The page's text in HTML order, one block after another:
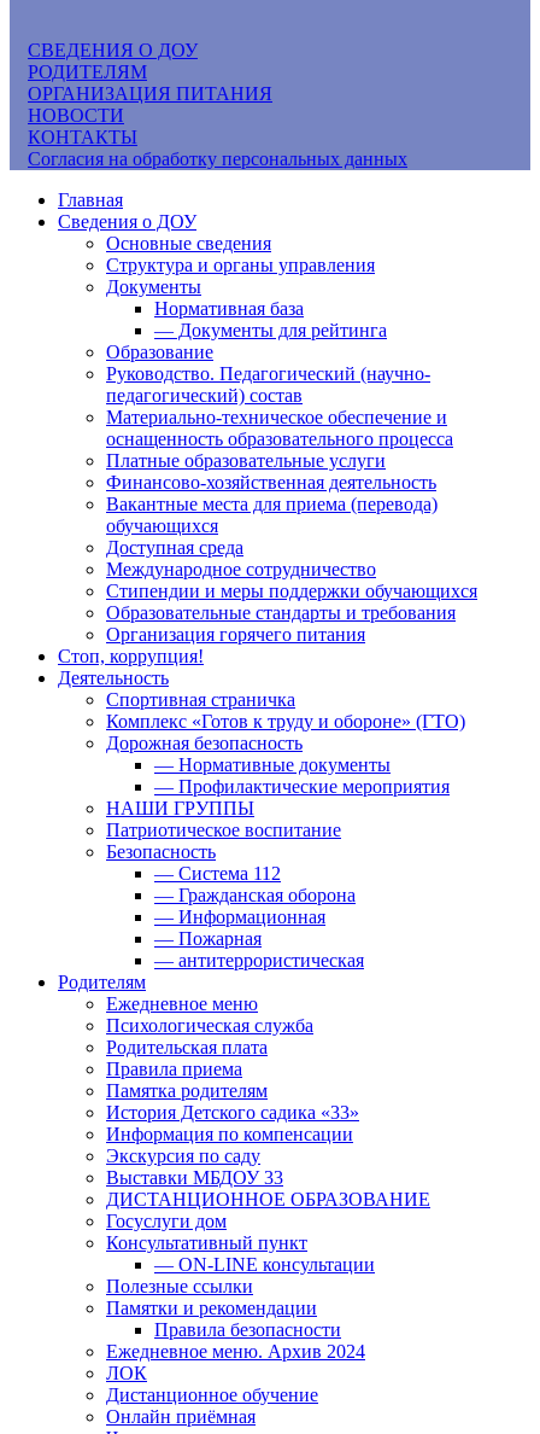
СВЕДЕНИЯ О ДОУ
РОДИТЕЛЯМ
ОРГАНИЗАЦИЯ ПИТАНИЯ
НОВОСТИ
КОНТАКТЫ
Согласия на обработку персональных данных
Главная
Сведения о ДОУ
Основные сведения
Структура и органы управления
Документы
Нормативная база
— Документы для рейтинга
Образование
Руководство. Педагогический (научно-
педагогический) состав
Материально-техническое обеспечение и
оснащенность образовательного процесса
Платные образовательные услуги
Финансово-хозяйственная деятельность
Вакантные места для приема (перевода)
обучающихся
Доступная среда
Международное сотрудничество
Стипендии и меры поддержки обучающихся
Образовательные стандарты и требования
Организация горячего питания
Стоп, коррупция!
Деятельность
Спортивная страничка
Комплекс «Готов к труду и обороне» (ГТО)
Дорожная безопасность
— Нормативные документы
— Профилактические мероприятия
НАШИ ГРУППЫ
Патриотическое воспитание
Безопасность
— Система 112
— Гражданская оборона
— Информационная
— Пожарная
— антитеррористическая
Родителям
Ежедневное меню
Психологическая служба
Родительская плата
Правила приема
Памятка родителям
История Детского садика «33»
Информация по компенсации
Экскурсия по саду
Выставки МБДОУ 33
ДИСТАНЦИОННОЕ ОБРАЗОВАНИЕ
Госуслуги дом
Консультативный пункт
— ON-LINE консультации
Полезные ссылки
Памятки и рекомендации
Правила безопасности
Ежедневное меню. Архив 2024
ЛОК
Дистанционное обучение
Онлайн приёмная